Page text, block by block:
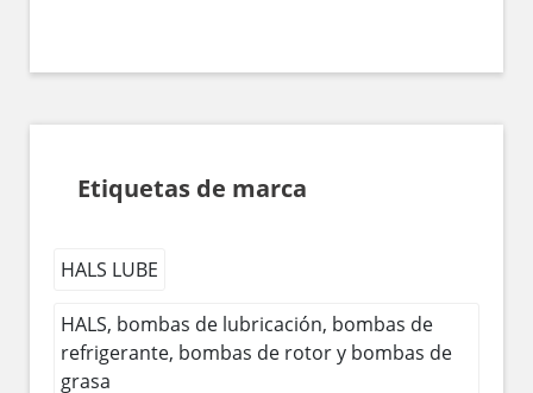
Etiquetas de marca
HALS LUBE
HALS, bombas de lubricación, bombas de
refrigerante, bombas de rotor y bombas de
grasa